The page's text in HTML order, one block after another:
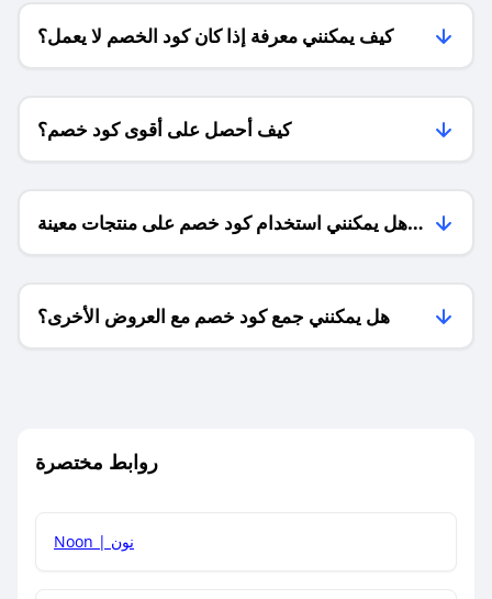
كيف يمكنني معرفة إذا كان كود الخصم لا يعمل؟
كيف أحصل على أقوى كود خصم؟
هل يمكنني استخدام كود خصم على منتجات معينة
فقط؟
هل يمكنني جمع كود خصم مع العروض الأخرى؟
روابط مختصرة
Noon | نون